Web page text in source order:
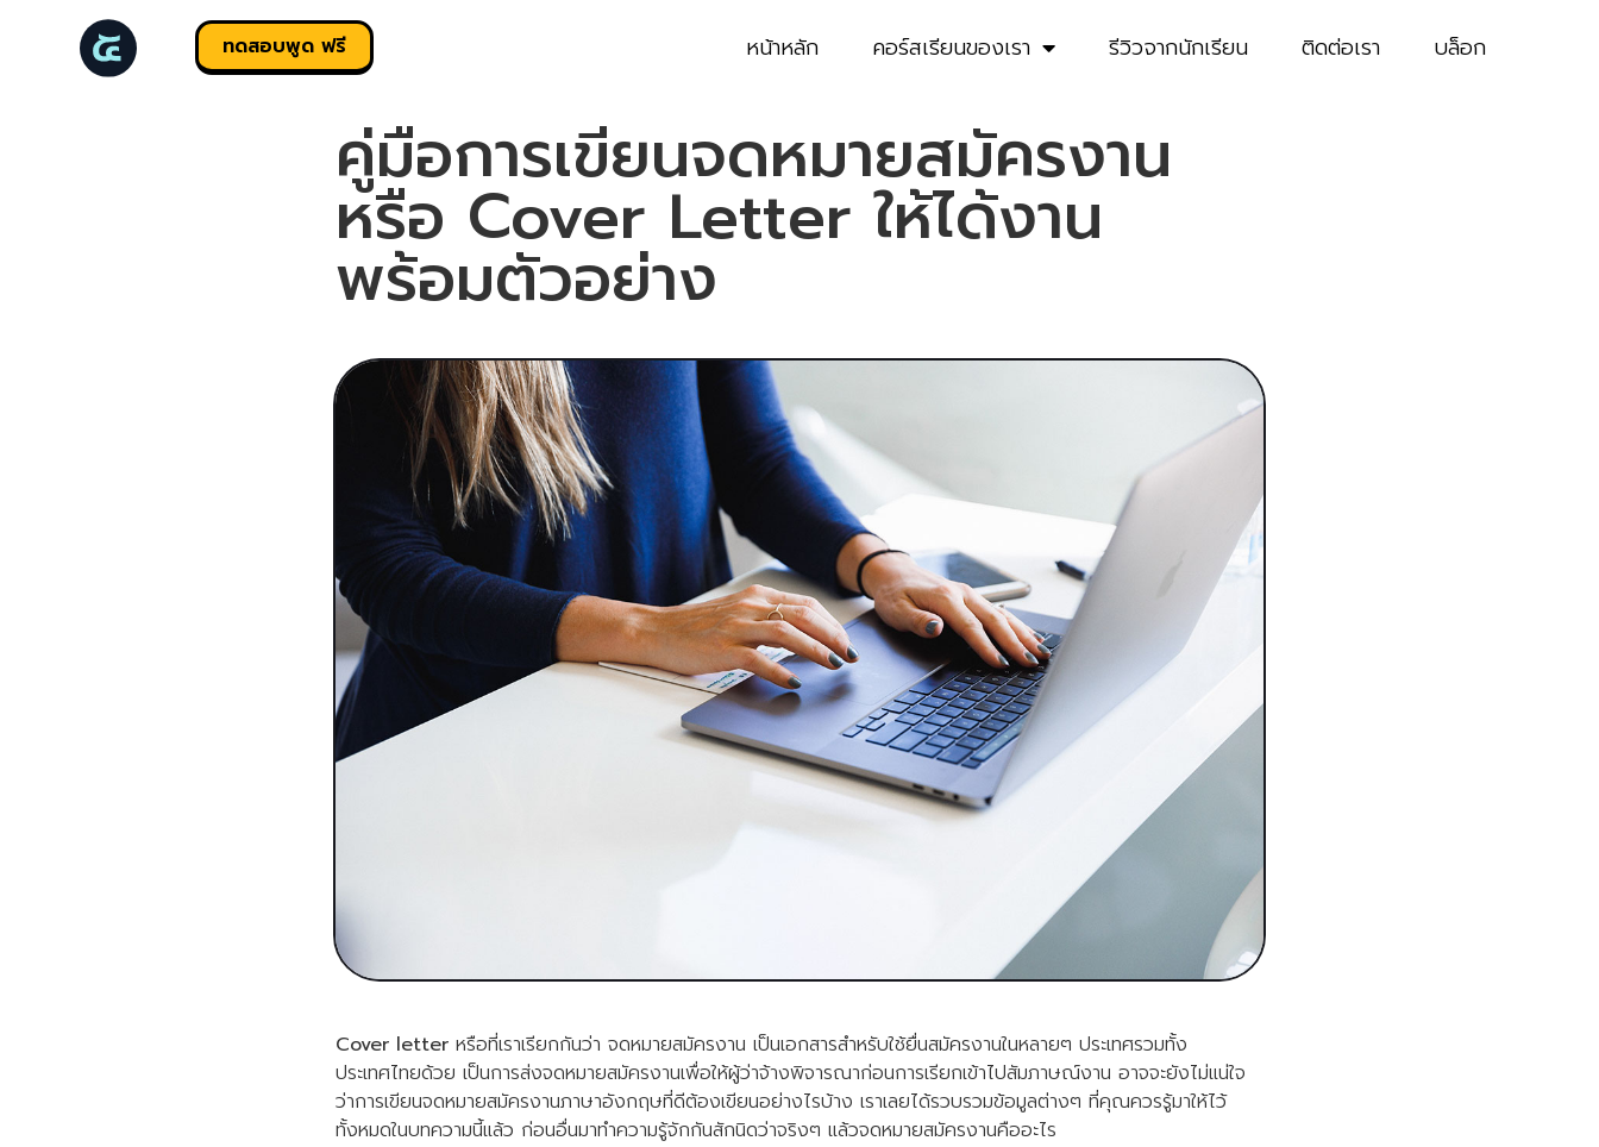
ทดสอบพูด ฟรี หน้าหลัก คอร์สเรียนของเรา รีวิวจากนักเรียน ติดต่อเรา บล็อก
คู่มือการเขียนจดหมายสมัครงาน
หรือ Cover Letter ให้ได้งาน
พร้อมตัวอย่าง
Cover letter หรือที่เราเรียกกันว่า จดหมายสมัครงาน เป็นเอกสารสำหรับใช้ยื่นสมัครงานในหลายๆ ประเทศรวมทั้ง
ประเทศไทยด้วย เป็นการส่งจดหมายสมัครงานเพื่อให้ผู้ว่าจ้างพิจารณาก่อนการเรียกเข้าไปสัมภาษณ์งาน อาจจะยังไม่แน่ใจ
ว่าการเขียนจดหมายสมัครงานภาษาอังกฤษที่ดีต้องเขียนอย่างไรบ้าง เราเลยได้รวบรวมข้อมูลต่างๆ ที่คุณควรรู้มาให้ไว้
ทั้งหมดในบทความนี้แล้ว ก่อนอื่นมาทำความรู้จักกันสักนิดว่าจริงๆ แล้วจดหมายสมัครงานคืออะไร